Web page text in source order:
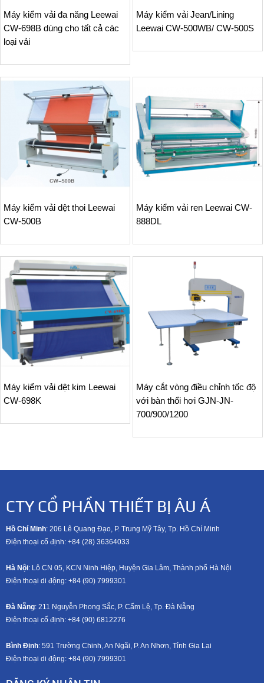
Máy kiểm vải đa năng Leewai
CW-698B dùng cho tất cả các
loại vải
Máy kiểm vải Jean/Lining
Leewai CW-500WB/ CW-500S
Máy kiểm vải dệt thoi Leewai
CW-500B
Máy kiểm vải ren Leewai CW-
888DL
Máy kiểm vải dệt kim Leewai
CW-698K
Máy cắt vòng điều chỉnh tốc độ
với bàn thổi hơi GJN-JN-
700/900/1200
CTY CỔ PHẦN THIẾT BỊ ÂU Á
Hồ Chí Minh: 206 Lê Quang Đạo, P. Trung Mỹ Tây, Tp. Hồ Chí Minh
Điện thoại cố định: +84 (28) 36364033
Hà Nội: Lô CN 05, KCN Ninh Hiệp, Huyện Gia Lâm, Thành phố Hà Nội
Điện thoại di động: +84 (90) 7999301
Đà Nẵng: 211 Nguyễn Phong Sắc, P. Cẩm Lệ, Tp. Đà Nẵng
Điện thoại cố định: +84 (90) 6812276
Bình Định: 591 Trường Chinh, An Ngãi, P. An Nhơn, Tỉnh Gia Lai
Điện thoại di động: +84 (90) 7999301